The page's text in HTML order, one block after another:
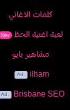
كلمات الاغاني
لعبة اغنية الحظ New
مشاهير بايو
ilham
Brisbane SEO